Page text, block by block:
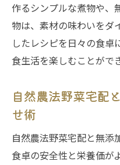
作るシンプルな煮物や、
物は、素材の味わいをダ
したレシピを日々の食卓
食生活を楽しむことがで
自然農法野菜宅配
せ術
自然農法野菜宅配と無添
食卓の安全性と栄養価が